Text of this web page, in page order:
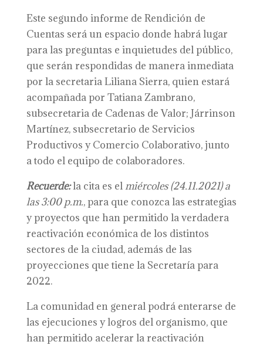
Este segundo informe de Rendición de
Cuentas será un espacio donde habrá lugar
para las preguntas e inquietudes del público,
que serán respondidas de manera inmediata
por la secretaria Liliana Sierra, quien estará
acompañada por Tatiana Zambrano,
subsecretaria de Cadenas de Valor; Járrinson
Martínez, subsecretario de Servicios
Productivos y Comercio Colaborativo, junto
a todo el equipo de colaboradores.
Recuerde:la cita es elmiércoles(24.11.2021)a
las 3:00 p.m., para que conozca las estrategias
y proyectos que han permitido la verdadera
reactivación económica de los distintos
sectores de la ciudad, además de las
proyecciones que tiene la Secretaría para
2022.
La comunidad en general podrá enterarse de
las ejecuciones y logros del organismo, que
han permitido acelerar la reactivación